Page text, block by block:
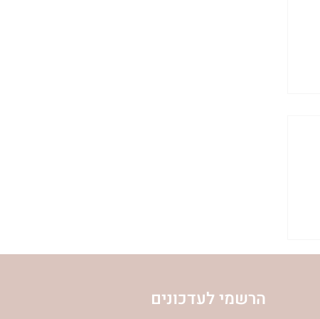
הרשמי לעדכונים